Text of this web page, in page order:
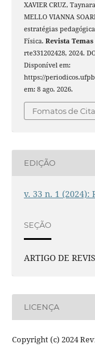
XAVIER CRUZ,
MELLO VIANNA
estratégias
Física. Revista
rte331202428, 2024.
Disponível em:
https://
em: 8 ago. 2026.
Fomatos de
EDIÇÃO
v. 33 n. 1 (2024):
SEÇÃO
ARTIGO DE
LICENÇA
Copyright (c) 2024